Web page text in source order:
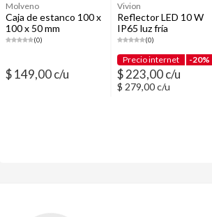
Molveno
Caja de estanco 100 x
100 x 50 mm
(0)
$ 149,00 c/u
Vivion
Reflector LED 10 W
IP65 luz fría
(0)
Precio internet -20%
$ 223,00 c/u
$ 279,00 c/u